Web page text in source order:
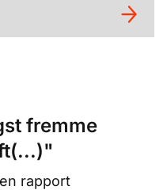
fremme
rapport